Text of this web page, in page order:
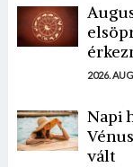
2026.
Napi
vált